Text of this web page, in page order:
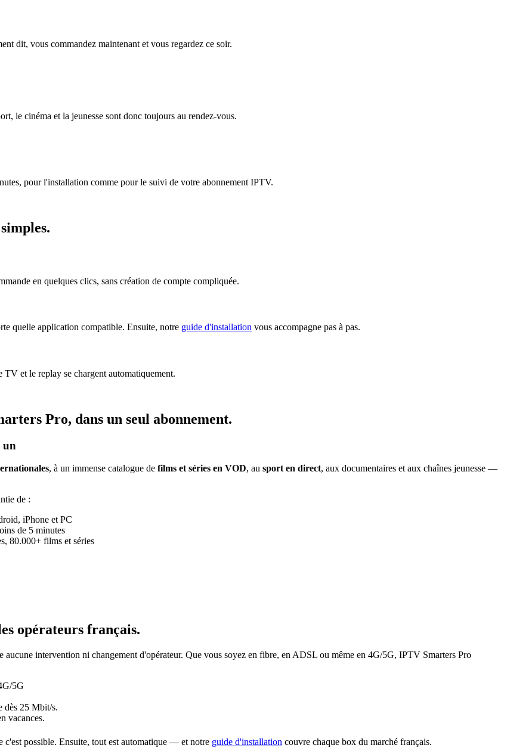
dit, vous commandez maintenant et vous regardez ce soir.
le cinéma et la jeunesse sont donc toujours au rendez-vous.
pour l'installation comme pour le suivi de votre abonnement IPTV.
.
en quelques clics, sans création de compte compliquée.
quelle application compatible. Ensuite, notre guide d'installation vous accompagne pas à pas.
et le replay se chargent automatiquement.
Pro, dans un seul abonnement.
un
, à un immense catalogue de films et séries en VOD, au sport en direct, aux documentaires et aux chaînes jeunesse —
de :
iPhone et PC
de 5 minutes
80.000+ films et séries
opérateurs français.
intervention ni changement d'opérateur. Que vous soyez en fibre, en ADSL ou même en 4G/5G, IPTV Smarters Pro
5G
dès 25 Mbit/s.
vacances.
c'est possible. Ensuite, tout est automatique — et notre guide d'installation couvre chaque box du marché français.